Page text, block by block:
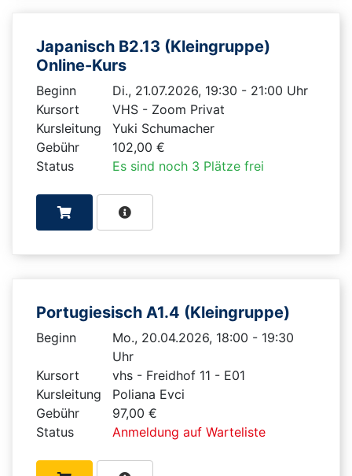
Japanisch B2.13 (Kleingruppe)
Online-Kurs
Beginn
Di., 21.07.2026, 19:30 - 21:00 Uhr
Kursort
VHS - Zoom Privat
Kursleitung
Yuki Schumacher
Gebühr
102,00 €
Status
Es sind noch 3 Plätze frei
Portugiesisch A1.4 (Kleingruppe)
Beginn
Mo., 20.04.2026, 18:00 - 19:30
Uhr
Kursort
vhs - Freidhof 11 - E01
Kursleitung
Poliana Evci
Gebühr
97,00 €
Status
Anmeldung auf Warteliste